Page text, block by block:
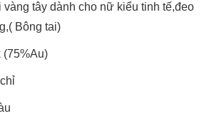
vàng tây dành cho nữ kiểu tinh tế,đeo
Bông tai)
(75%Au)